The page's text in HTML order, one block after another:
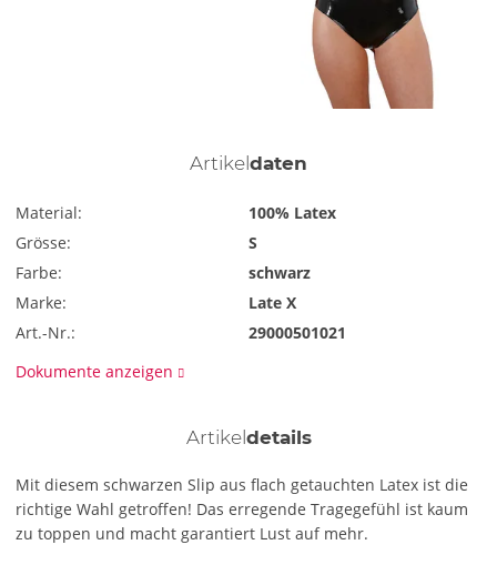
Artikel daten
Material:
100% Latex
Grösse:
S
Farbe:
schwarz
Marke:
Late X
Art.-Nr.:
29000501021
Dokumente anzeigen
Artikel details
Mit diesem schwarzen Slip aus flach getauchten Latex ist die
richtige Wahl getroffen! Das erregende Tragegefühl ist kaum
zu toppen und macht garantiert Lust auf mehr.